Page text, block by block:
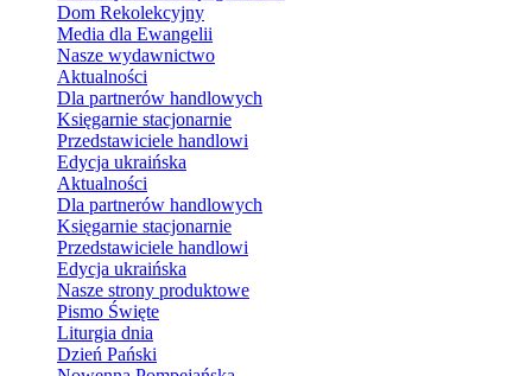
Dom Rekolekcyjny
Media dla Ewangelii
Nasze wydawnictwo
Aktualności
Dla partnerów handlowych
Księgarnie stacjonarnie
Przedstawiciele handlowi
Edycja ukraińska
Aktualności
Dla partnerów handlowych
Księgarnie stacjonarnie
Przedstawiciele handlowi
Edycja ukraińska
Nasze strony produktowe
Pismo Święte
Liturgia dnia
Dzień Pański